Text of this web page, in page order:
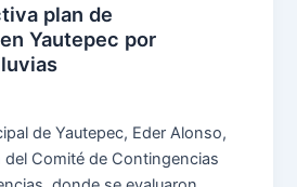
plan de
Yautepec por
de Yautepec, Eder Alonso,
Comité de Contingencias